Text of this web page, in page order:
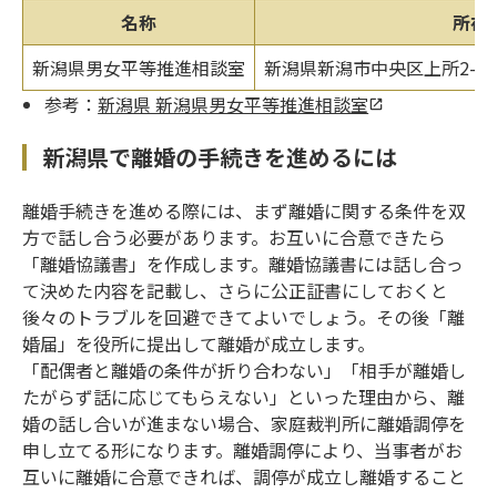
名称
所在
新潟県男女平等推進相談室
新潟県新潟市中央区上所2-
参考：新潟県 新潟県男女平等推進相談室
新潟県で離婚の手続きを進めるには
離婚手続きを進める際には、まず離婚に関する条件を双
方で話し合う必要があります。お互いに合意できたら
「離婚協議書」を作成します。離婚協議書には話し合っ
て決めた内容を記載し、さらに公正証書にしておくと
後々のトラブルを回避できてよいでしょう。その後「離
婚届」を役所に提出して離婚が成立します。
「配偶者と離婚の条件が折り合わない」「相手が離婚し
たがらず話に応じてもらえない」といった理由から、離
婚の話し合いが進まない場合、家庭裁判所に離婚調停を
申し立てる形になります。離婚調停により、当事者がお
互いに離婚に合意できれば、調停が成立し離婚すること